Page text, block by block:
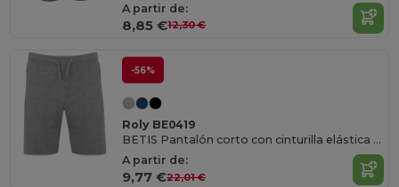
A partir de:
8,85 €12,30 €
-56%
Roly BE0419
BETIS Pantalón corto con cinturilla elástica y cordón con ojales metálicos
A partir de:
9,77 €22,01 €